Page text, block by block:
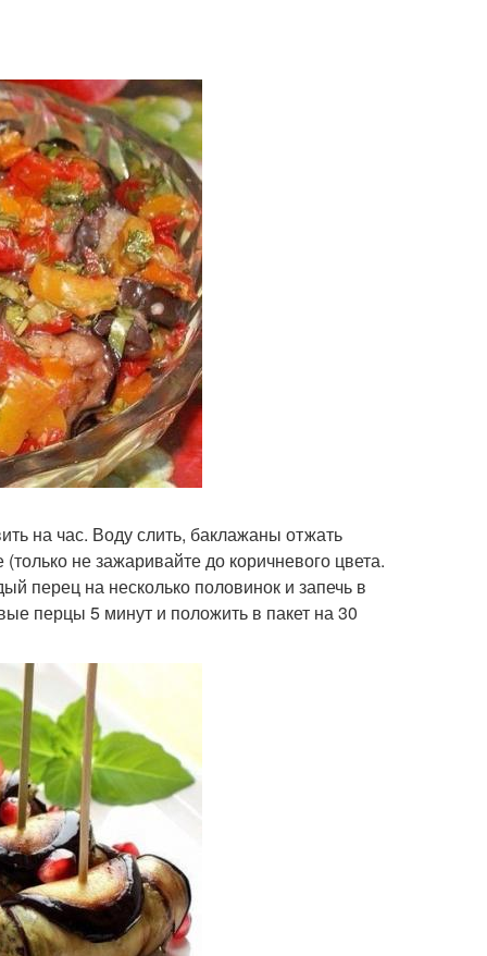
на час. Воду слить, баклажаны отжать
не зажаривайте до коричневого цвета.
перец на несколько половинок и запечь в
перцы 5 минут и положить в пакет на 30